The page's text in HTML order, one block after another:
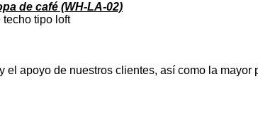
de café (WH-LA-02)
tipo loft
apoyo de nuestros clientes, así como la mayor